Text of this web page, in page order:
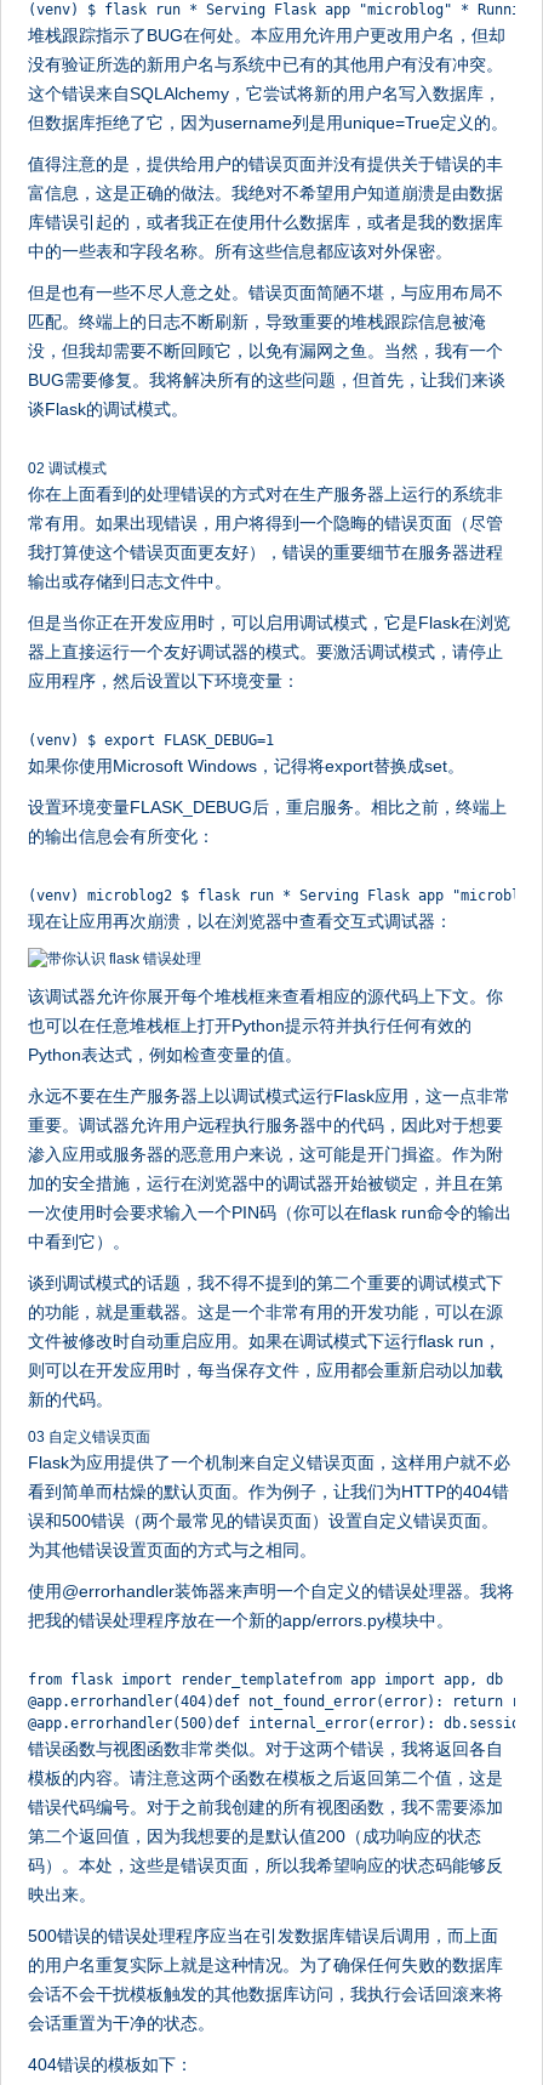
(venv) $ flask run * Serving Flask app "microblog" *
堆栈跟踪指示了BUG在何处。本应用允许用户更改用户名，但却
没有验证所选的新用户名与系统中已有的其他用户有没有冲突。
这个错误来自SQLAlchemy，它尝试将新的用户名写入数据库，
但数据库拒绝了它，因为username列是用unique=True定义的。
值得注意的是，提供给用户的错误页面并没有提供关于错误的丰
富信息，这是正确的做法。我绝对不希望用户知道崩溃是由数据
库错误引起的，或者我正在使用什么数据库，或者是我的数据库
中的一些表和字段名称。所有这些信息都应该对外保密。
但是也有一些不尽人意之处。错误页面简陋不堪，与应用布局不
匹配。终端上的日志不断刷新，导致重要的堆栈跟踪信息被淹
没，但我却需要不断回顾它，以免有漏网之鱼。当然，我有一个
BUG需要修复。我将解决所有的这些问题，但首先，让我们来谈
谈Flask的调试模式。
02 调试模式
你在上面看到的处理错误的方式对在生产服务器上运行的系统非
常有用。如果出现错误，用户将得到一个隐晦的错误页面（尽管
我打算使这个错误页面更友好），错误的重要细节在服务器进程
输出或存储到日志文件中。
但是当你正在开发应用时，可以启用调试模式，它是Flask在浏览
器上直接运行一个友好调试器的模式。要激活调试模式，请停止
应用程序，然后设置以下环境变量：
(venv) $ export FLASK_DEBUG=1
如果你使用Microsoft Windows，记得将export替换成set。
设置环境变量FLASK_DEBUG后，重启服务。相比之前，终端上
的输出信息会有所变化：
(venv) microblog2 $ flask run * Serving Flask app
现在让应用再次崩溃，以在浏览器中查看交互式调试器：
该调试器允许你展开每个堆栈框来查看相应的源代码上下文。你
也可以在任意堆栈框上打开Python提示符并执行任何有效的
Python表达式，例如检查变量的值。
永远不要在生产服务器上以调试模式运行Flask应用，这一点非常
重要。调试器允许用户远程执行服务器中的代码，因此对于想要
渗入应用或服务器的恶意用户来说，这可能是开门揖盗。作为附
加的安全措施，运行在浏览器中的调试器开始被锁定，并且在第
一次使用时会要求输入一个PIN码（你可以在flask run命令的输出
中看到它）。
谈到调试模式的话题，我不得不提到的第二个重要的调试模式下
的功能，就是重载器。这是一个非常有用的开发功能，可以在源
文件被修改时自动重启应用。如果在调试模式下运行flask run，
则可以在开发应用时，每当保存文件，应用都会重新启动以加载
新的代码。
03 自定义错误页面
Flask为应用提供了一个机制来自定义错误页面，这样用户就不必
看到简单而枯燥的默认页面。作为例子，让我们为HTTP的404错
误和500错误（两个最常见的错误页面）设置自定义错误页面。
为其他错误设置页面的方式与之相同。
使用@errorhandler装饰器来声明一个自定义的错误处理器。我将
把我的错误处理程序放在一个新的app/errors.py模块中。
from flask import render_templatefrom app import app, db
@app.errorhandler(404)def not_found_error(error): return
@app.errorhandler(500)def internal_error(error):
错误函数与视图函数非常类似。对于这两个错误，我将返回各自
模板的内容。请注意这两个函数在模板之后返回第二个值，这是
错误代码编号。对于之前我创建的所有视图函数，我不需要添加
第二个返回值，因为我想要的是默认值200（成功响应的状态
码）。本处，这些是错误页面，所以我希望响应的状态码能够反
映出来。
500错误的错误处理程序应当在引发数据库错误后调用，而上面
的用户名重复实际上就是这种情况。为了确保任何失败的数据库
会话不会干扰模板触发的其他数据库访问，我执行会话回滚来将
会话重置为干净的状态。
404错误的模板如下：